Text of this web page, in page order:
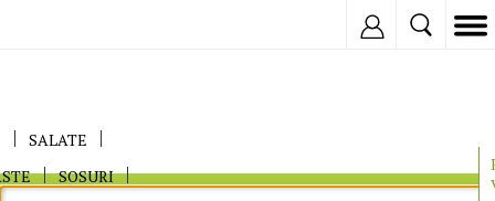
SALATE
SOSURI